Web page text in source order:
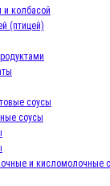
колбасой
(птицей)
соусы
соусы
и кисломолочные